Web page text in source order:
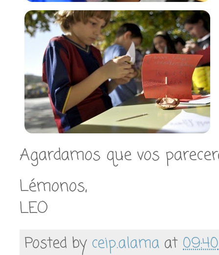
Agardamos que vos
Lémonos,
LEO
Posted by ceip.alama at 09:40